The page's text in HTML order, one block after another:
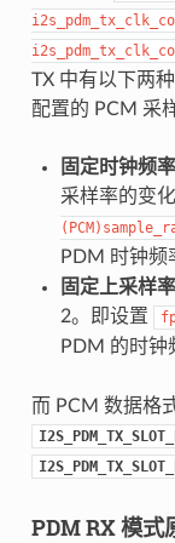
TX 中有以下两
配置的 PCM 采
固定时钟频
采样率的变
PDM 时钟频
固定上采样
2。即设置
PDM 的时钟
而 PCM 数据格
PDM RX 模式